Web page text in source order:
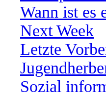
Wann ist es
Next Week
Letzte
Sozial